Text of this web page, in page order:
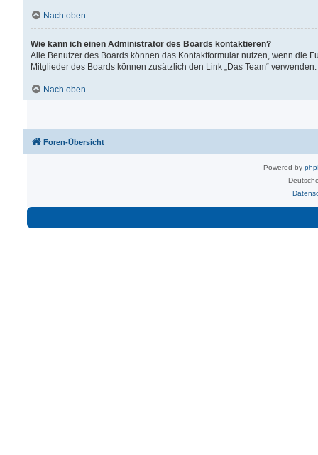
Nach oben
Wie kann ich einen Administrator des Boards kontaktieren?
Alle Benutzer des Boards können das Kontaktformular nutzen, wenn die
Mitglieder des Boards können zusätzlich den Link „Das Team“ verwenden.
Nach oben
Foren-Übersicht
Powered by